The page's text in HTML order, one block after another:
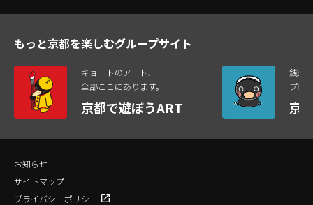
もっと京都を楽しむグループサイト
キョートのアート、
全部ここにあります。
京都で遊ぼうART
銭湯
プロ
京
お知らせ
サイトマップ
プライバシーポリシー